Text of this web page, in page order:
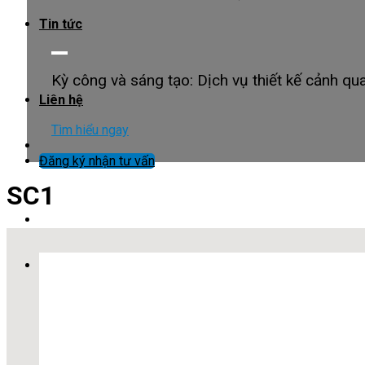
Tin tức
Liên hệ
Đăng ký nhận tư vấn
Kỳ công và sáng tạo: Dịch vụ thiết kế cảnh
Tìm hiểu ngay
SC1